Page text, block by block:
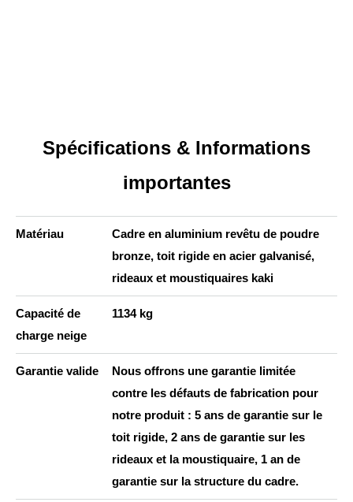
Spécifications & Informations
importantes
Matériau
Cadre en aluminium revêtu de poudre
bronze, toit rigide en acier galvanisé,
rideaux et moustiquaires kaki
Capacité de
charge neige
1134 kg
Garantie valide
Nous offrons une garantie limitée
contre les défauts de fabrication pour
notre produit : 5 ans de garantie sur le
toit rigide, 2 ans de garantie sur les
rideaux et la moustiquaire, 1 an de
garantie sur la structure du cadre.